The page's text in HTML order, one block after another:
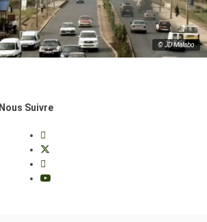
© JD Malabo
Nous Suivre